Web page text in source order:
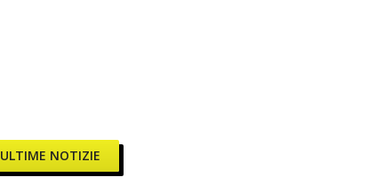
ULTIME NOTIZIE